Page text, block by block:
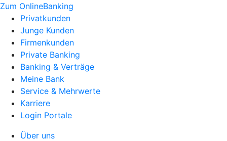
Zum OnlineBanking
Privatkunden
Junge Kunden
Firmenkunden
Private Banking
Banking & Verträge
Meine Bank
Service & Mehrwerte
Karriere
Login Portale
Über uns